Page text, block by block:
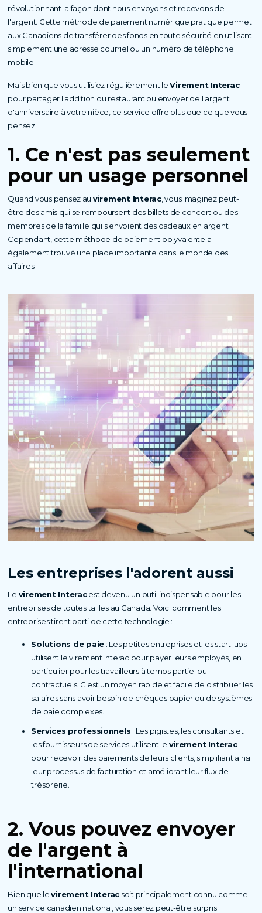
révolutionnant la façon dont nous envoyons et recevons de
l'argent. Cette méthode de paiement numérique pratique permet
aux Canadiens de transférer des fonds en toute sécurité en utilisant
simplement une adresse courriel ou un numéro de téléphone
mobile.
Mais bien que vous utilisiez régulièrement leVirement Interac
pour partager l'addition du restaurant ou envoyer de l'argent
d'anniversaire à votre nièce, ce service offre plus que ce que vous
pensez.
1. Ce n'est pas seulement
pour un usage personnel
Quand vous pensez au virement Interac, vous imaginez peut-
être des amis qui se remboursent des billets de concert ou des
membres de la famille qui s'envoient des cadeaux en argent.
Cependant, cette méthode de paiement polyvalente a
également trouvé une place importante dans le monde des
affaires.
Les entreprises l'adorent aussi
Le virement Interacest devenu un outil indispensable pour les
entreprises de toutes tailles au Canada. Voici comment les
entreprises tirent parti de cette technologie :
Solutions de paie : Les petites entreprises et les start-ups
utilisent le virement Interac pour payer leurs employés, en
particulier pour les travailleurs à temps partiel ou
contractuels. C'est un moyen rapide et facile de distribuer les
salaires sans avoir besoin de chèques papier ou de systèmes
de paie complexes.
Services professionnels : Les pigistes, les consultants et
les fournisseurs de services utilisent le virement Interac
pour recevoir des paiements de leurs clients, simplifiant ainsi
leur processus de facturation et améliorant leur flux de
trésorerie.
2. Vous pouvez envoyer
de l'argent à
l'international
Bien que levirement Interac soit principalement connu comme
un service canadien national, vous serez peut-être surpris